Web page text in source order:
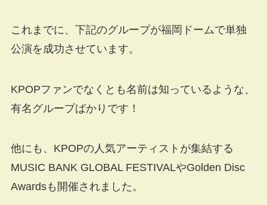
これまでに、下記のグループが福岡ドームで単独
公演を成功させています。
KPOPファンでなくとも名前は知っているような、
有名グループばかりです！
他にも、KPOPの人気アーティストが集結する
MUSIC BANK GLOBAL FESTIVALやGolden Disc
Awardsも開催されました。